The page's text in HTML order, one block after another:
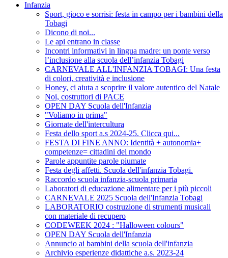
Infanzia
Sport, gioco e sorrisi: festa in campo per i bambini della
Tobagi
Dicono di noi...
Le api entrano in classe
Incontri informativi in lingua madre: un ponte verso
l’inclusione alla scuola dell’infanzia Tobagi
CARNEVALE ALL'INFANZIA TOBAGI: Una festa
di colori, creatività e inclusione
Honey, ci aiuta a scoprire il valore autentico del Natale
Noi, costruttori di PACE
OPEN DAY Scuola dell'Infanzia
"Voliamo in prima"
Giornate dell'intercultura
Festa dello sport a.s 2024-25. Clicca qui...
FESTA DI FINE ANNO: Identità + autonomia+
competenze= cittadini del mondo
Parole appuntite parole piumate
Festa degli affetti. Scuola dell'infanzia Tobagi.
Raccordo scuola infanzia-scuola primaria
Laboratori di educazione alimentare per i più piccoli
CARNEVALE 2025 Scuola dell'Infanzia Tobagi
LABORATORIO costruzione di strumenti musicali
con materiale di recupero
CODEWEEK 2024 : "Halloween colours"
OPEN DAY Scuola dell'Infanzia
Annuncio ai bambini della scuola dell'infanzia
Archivio esperienze didattiche a.s. 2023-24